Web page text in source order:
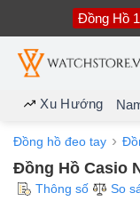
nội
dung
Đồng Hồ
Xu Hướng
Đồng hồ đeo tay
Đồng Hồ Casio
Thông số So